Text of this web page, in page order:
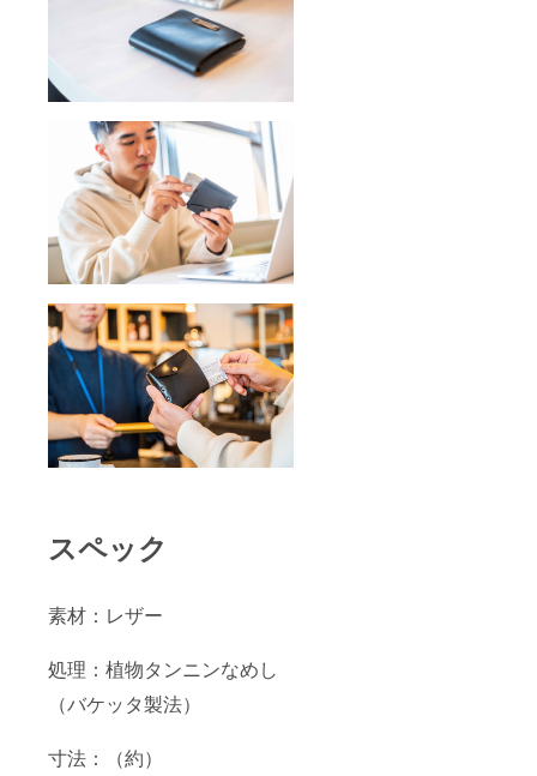
スペック
素材：レザー
処理：植物タンニンなめし
（バケッタ製法）
寸法：（約）